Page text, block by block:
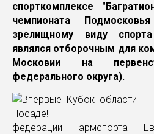
спорткомплексе
чемпионата
зрелищному виду
являлся отборочным для
Московии на
федерального округа).
федерации армспорта